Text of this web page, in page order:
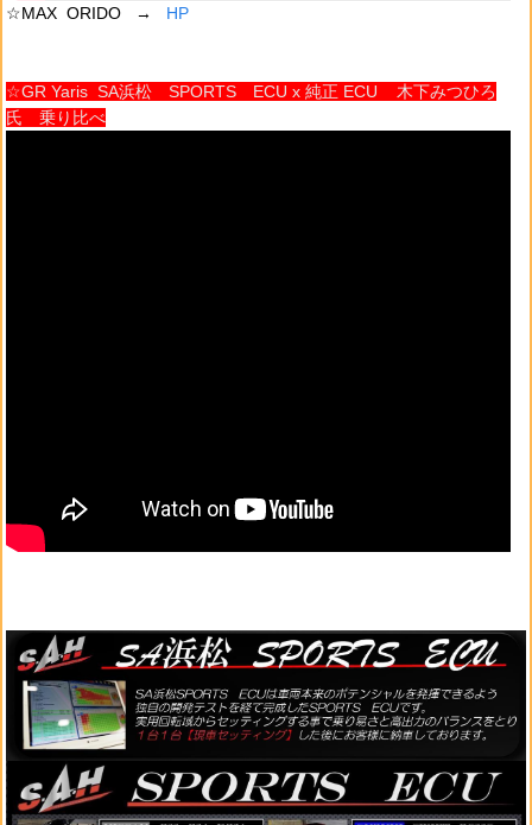
☆MAX ORIDO → HP
☆GR Yaris SA浜松 SPORTS ECU x 純正 ECU 木下みつひろ
氏 乗り比べ